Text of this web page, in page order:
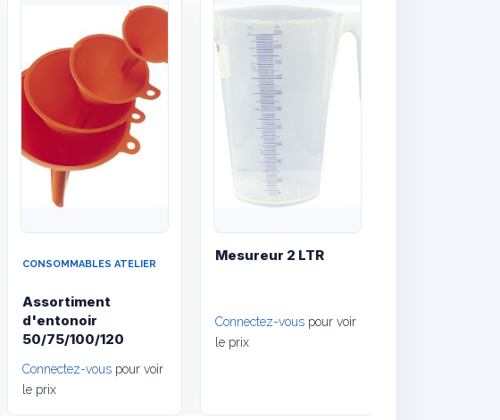
CONSOMMABLES ATELIER
Assortiment
d'entonoir
50/75/100/120
Connectez-vous pour voir
le prix
Mesureur 2 LTR
Connectez-vous pour voir
le prix